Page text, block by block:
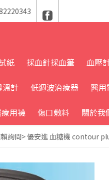
紙 採血針採血筆 血壓
計 低週波治療器 醫用
用襪 傷口敷料 關於我
詢問> 優安進 血糖機 contour